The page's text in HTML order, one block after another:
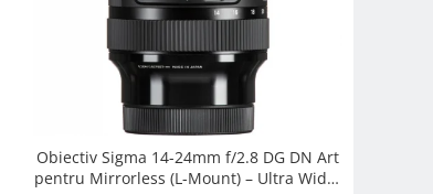
Obiectiv Sigma 14-24mm f/2.8 DG DN Art
pentru Mirrorless (L-Mount) – Ultra Wide,